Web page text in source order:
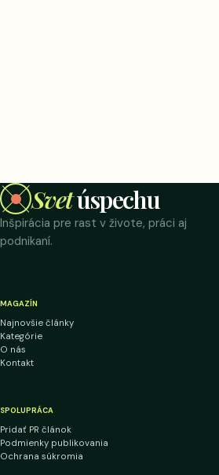
Svetúspechu
Inšpirácia pre rast v živote, práci aj
podnikaní.
MAGAZÍN
Najnovšie články
Kategórie
O nás
Kontakt
SPOLUPRÁCA
Pridať PR článok
Podmienky publikovania
Ochrana súkromia